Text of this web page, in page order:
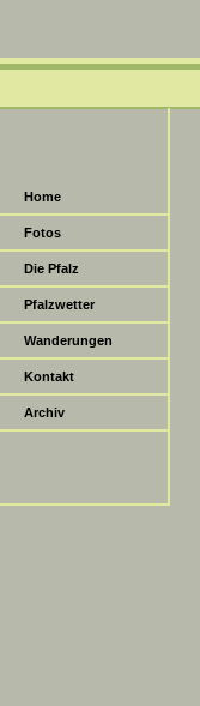
Home
Fotos
Die Pfalz
Pfalzwetter
Wanderungen
Kontakt
Archiv